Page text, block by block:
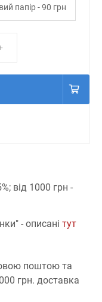
папір - 90 грн
від 1000 грн -
- описані тут
поштою та
грн. доставка